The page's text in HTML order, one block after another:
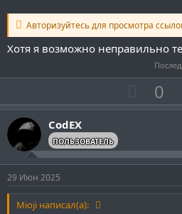
Авторизуйтесь для просмотра
Хотя я возможно неправильно
П
о
т
в
0
CodEX
ПОЛЬЗОВАТЕЛЬ
29 Июн 2025
Mioji написал(а):